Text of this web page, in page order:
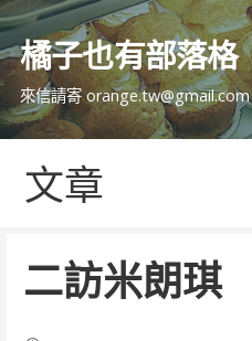
跳
主
內
橘子也有部落格
來信請寄 orange.tw@gmail.com
文章
二訪米朗琪